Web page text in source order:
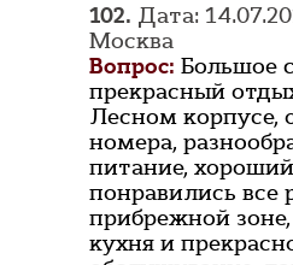
102. Дата:
Москва
Вопрос: Большое
прекрасный
Лесном корпусе,
номера,
питание,
понравились все
прибрежной
кухня и